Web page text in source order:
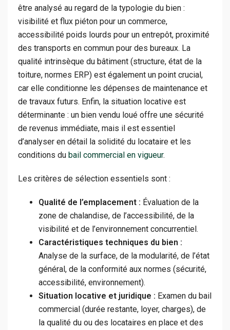
être analysé au regard de la typologie du bien :
visibilité et flux piéton pour un commerce,
accessibilité poids lourds pour un entrepôt, proximité
des transports en commun pour des bureaux. La
qualité intrinsèque du bâtiment (structure, état de la
toiture, normes ERP) est également un point crucial,
car elle conditionne les dépenses de maintenance et
de travaux futurs. Enfin, la situation locative est
déterminante : un bien vendu loué offre une sécurité
de revenus immédiate, mais il est essentiel
d’analyser en détail la solidité du locataire et les
conditions du bail commercial en vigueur.
Les critères de sélection essentiels sont :
Qualité de l’emplacement : Évaluation de la
zone de chalandise, de l’accessibilité, de la
visibilité et de l’environnement concurrentiel.
Caractéristiques techniques du bien :
Analyse de la surface, de la modularité, de l’état
général, de la conformité aux normes (sécurité,
accessibilité, environnement).
Situation locative et juridique : Examen du bail
commercial (durée restante, loyer, charges), de
la qualité du ou des locataires en place et des